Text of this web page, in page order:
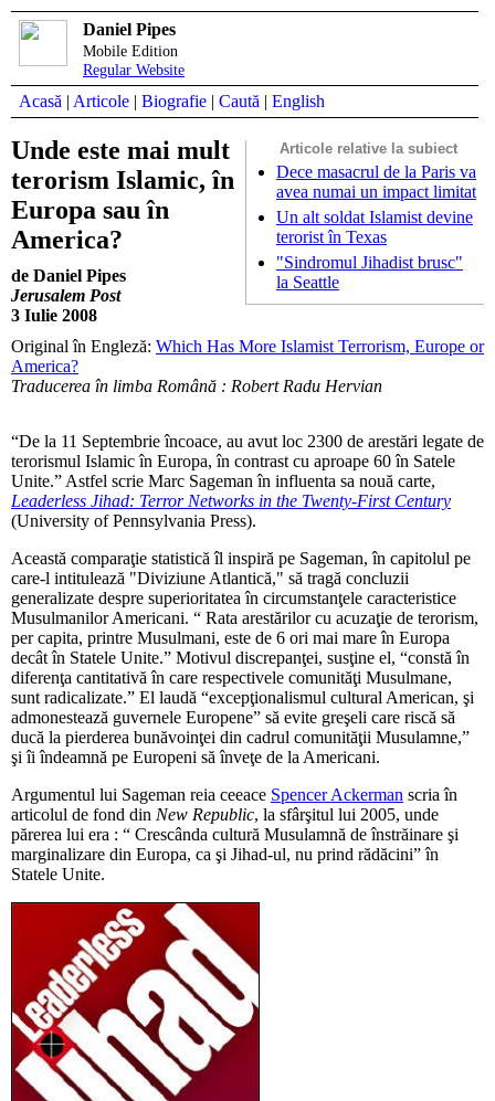
Daniel Pipes
Mobile Edition
Regular Website
Acasă | Articole | Biografie | Caută | English
Articole relative la subiect
Dece masacrul de la Paris va
avea numai un impact limitat
Un alt soldat Islamist devine
terorist în Texas
"Sindromul Jihadist brusc"
la Seattle
Unde este mai mult
terorism Islamic, în
Europa sau în
America?
de Daniel Pipes
Jerusalem Post
3 Iulie 2008
Original în Engleză: Which Has More Islamist Terrorism, Europe or
America?
Traducerea în limba Română : Robert Radu Hervian
“De la 11 Septembrie încoace, au avut loc 2300 de arestări legate de
terorismul Islamic în Europa, în contrast cu aproape 60 în Satele
Unite.” Astfel scrie Marc Sageman în influenta sa nouă carte,
Leaderless Jihad: Terror Networks in the Twenty-First Century
(University of Pennsylvania Press).
Această comparaţie statistică îl inspiră pe Sageman, în capitolul pe
care-l intitulează "Diviziune Atlantică," să tragă concluzii
generalizate despre superioritatea în circumstanţele caracteristice
Musulmanilor Americani. “ Rata arestărilor cu acuzaţie de terorism,
per capita, printre Musulmani, este de 6 ori mai mare în Europa
decât în Statele Unite.” Motivul discrepanţei, susţine el, “constă în
diferenţa cantitativă în care respectivele comunităţi Musulmane,
sunt radicalizate.” El laudă “excepţionalismul cultural American, şi
admonestează guvernele Europene” să evite greşeli care riscă să
ducă la pierderea bunăvoinţei din cadrul comunităţii Musulamne,”
şi îi îndeamnă pe Europeni să înveţe de la Americani.
Argumentul lui Sageman reia ceeace Spencer Ackerman scria în
articolul de fond din New Republic, la sfârşitul lui 2005, unde
părerea lui era : “ Crescânda cultură Musulamnă de înstrăinare şi
marginalizare din Europa, ca şi Jihad-ul, nu prind rădăcini” în
Statele Unite.